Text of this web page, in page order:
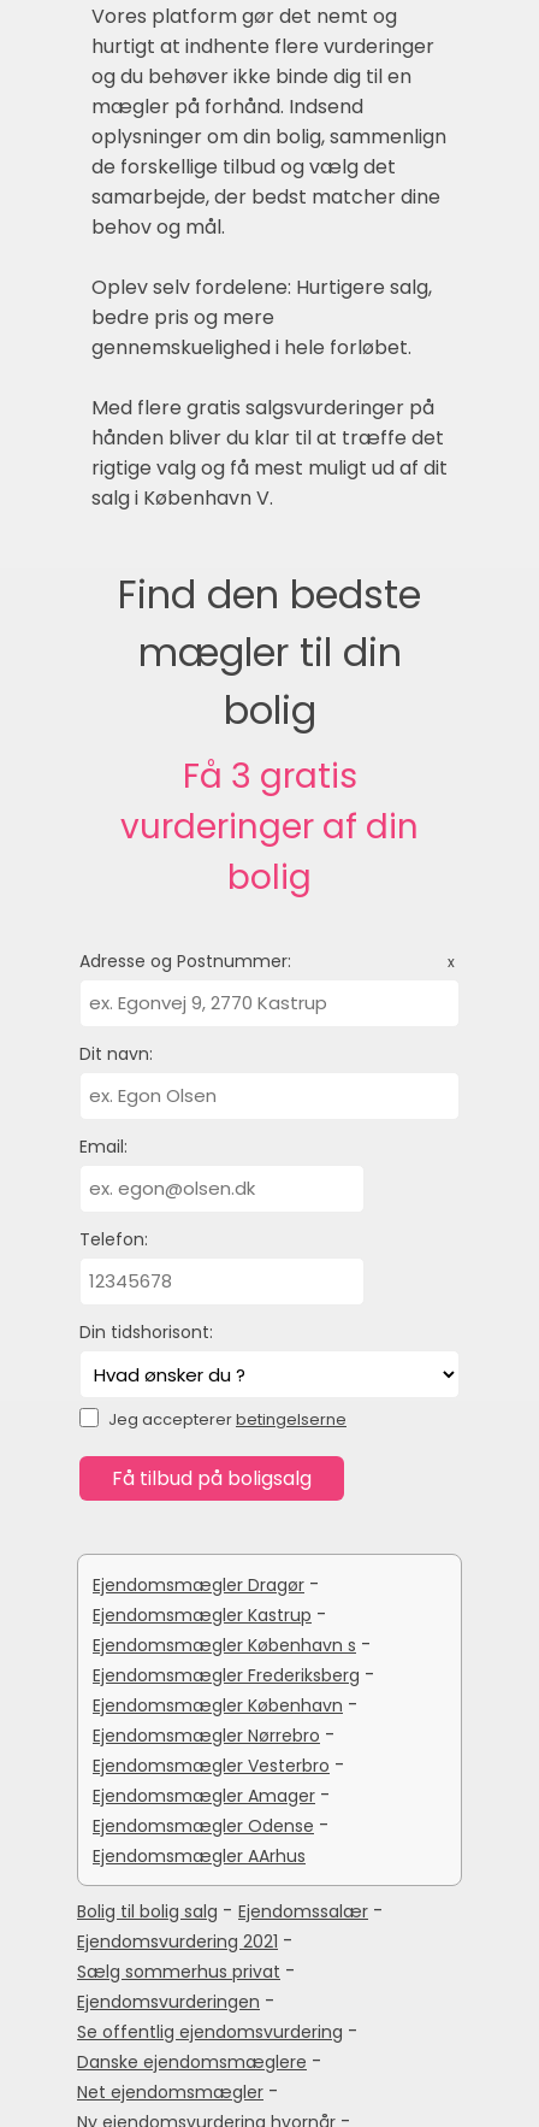
Vores platform gør det nemt og
hurtigt at indhente flere vurderinger
og du behøver ikke binde dig til en
mægler på forhånd. Indsend
oplysninger om din bolig, sammenlign
de forskellige tilbud og vælg det
samarbejde, der bedst matcher dine
behov og mål.
Oplev selv fordelene: Hurtigere salg,
bedre pris og mere
gennemskuelighed i hele forløbet.
Med flere gratis salgsvurderinger på
hånden bliver du klar til at træffe det
rigtige valg og få mest muligt ud af dit
salg i København V.
Find den bedste
mægler til din
bolig
Få 3 gratis
vurderinger af din
bolig
Adresse og Postnummer: x
Dit navn:
Email:
Telefon:
Din tidshorisont:
Jeg acceptererbetingelserne
Ejendomsmægler Dragør -
Ejendomsmægler Kastrup -
Ejendomsmægler København s -
Ejendomsmægler Frederiksberg -
Ejendomsmægler København -
Ejendomsmægler Nørrebro -
Ejendomsmægler Vesterbro -
Ejendomsmægler Amager -
Ejendomsmægler Odense -
Ejendomsmægler AArhus
Bolig til bolig salg - Ejendomssalær -
Ejendomsvurdering 2021 -
Sælg sommerhus privat -
Ejendomsvurderingen -
Se offentlig ejendomsvurdering -
Danske ejendomsmæglere -
Net ejendomsmægler -
Ny ejendomsvurdering hvornår -